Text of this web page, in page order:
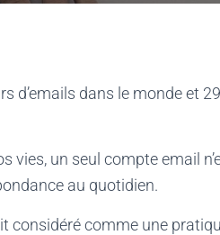
d’emails dans le monde et
vies, un seul compte email
au quotidien.
considéré comme une